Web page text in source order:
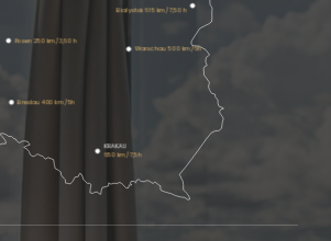
Warschau 500 km/6h
Bialystok 615 km/7,50 h
KRAKAU
650 km/7,5h
Breslau 400 km/5h
Posen 250 km/3,60 h